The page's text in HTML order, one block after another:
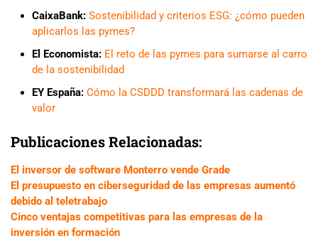
CaixaBank: Sostenibilidad y criterios ESG: ¿cómo pueden
aplicarlos las pymes?
El Economista: El reto de las pymes para sumarse al carro
de la sostenibilidad
EY España: Cómo la CSDDD transformará las cadenas de
valor
Publicaciones Relacionadas:
El inversor de software Monterro vende Grade
El presupuesto en ciberseguridad de las empresas aumentó
debido al teletrabajo
Cinco ventajas competitivas para las empresas de la
inversión en formación